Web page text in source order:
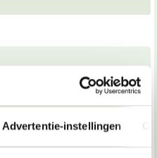
Advertentie-instellingen
vagina, niet bedoeld
gaat er eerder wat
er bloed met het
partij in aanraking
loopt ook meer risico
dan. Bloedcontact is